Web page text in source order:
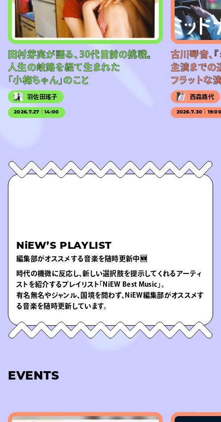
田村芽実が語る、30代目前の挑戦。
人生の岐路を経て生まれた
「小梅ちゃん」のこと
羽佐田瑤子
2026.7.27｜14:00
古川琴音、
主演までの
フラットな
西森路代
2026.7.30｜
NiEW’S PLAYLIST
編集部がオススメする音楽を随時更新中🆕
時代の機微に反応し、新しい選択肢を提示してくれるアーティ
ストを紹介するプレイリスト「NiEW Best Music」。
有名無名やジャンル、国境を問わず、NiEW編集部がオススメす
る音楽を随時更新しています。
EVENTS